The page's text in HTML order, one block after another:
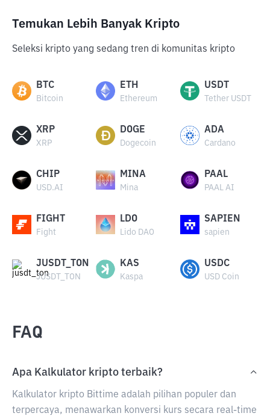
Temukan Lebih Banyak Kripto
Seleksi kripto yang sedang tren di komunitas kripto
BTC
Bitcoin
ETH
Ethereum
USDT
Tether USDT
XRP
XRP
DOGE
Dogecoin
ADA
Cardano
CHIP
USD.AI
MINA
Mina
PAAL
PAAL AI
FIGHT
Fight
LDO
Lido DAO
SAPIEN
sapien
JUSDT_TON
JUSDT_TON
KAS
Kaspa
USDC
USD Coin
FAQ
Apa Kalkulator kripto terbaik?
Kalkulator kripto Bittime adalah pilihan populer dan
terpercaya, menawarkan konversi kurs secara real-time